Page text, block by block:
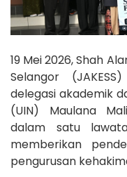
19 Mei 2026, Shah
Selangor
delegasi akademik
(UIN) Maulana
dalam satu
memberikan
pengurusan